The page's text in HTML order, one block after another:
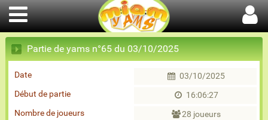
Partie de yams n°65 du 03/10/2025
Date
03/10/2025
Début de partie
16:06:27
Nombre de joueurs
28 joueurs